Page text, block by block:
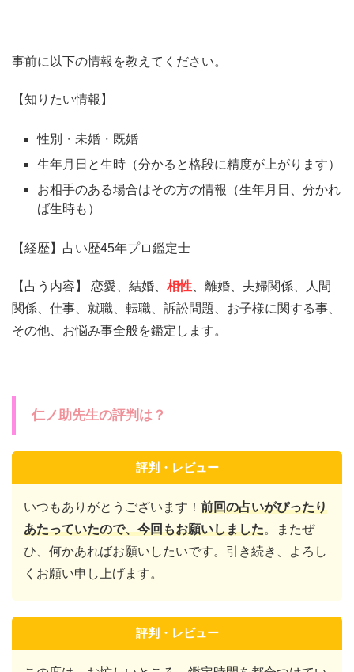
事前に以下の情報を教えてください。
【知りたい情報】
性別・未婚・既婚
生年月日と生時（分かると格段に精度が上がります）
お相手のある場合はその方の情報（生年月日、分かれ
ば生時も）
【経歴】占い歴45年プロ鑑定士
【占う内容】 恋愛、結婚、 相性 、離婚、夫婦関係、人間
関係、仕事、就職、転職、訴訟問題、お子様に関する事、
その他、お悩み事全般を鑑定します。
仁ノ助先生の評判は？
評判・レビュー
いつもありがとうございます！ 前回の占いがぴったり
あたっていたので、今回もお願いしました。またぜ
ひ、何かあればお願いしたいです。引き続き、よろし
くお願い申し上げます。
評判・レビュー